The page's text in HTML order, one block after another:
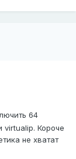
64
virtualip. Короче
не хватат